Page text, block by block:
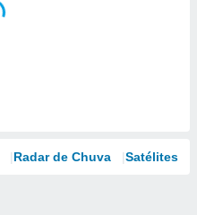
Radar de Chuva Satélites